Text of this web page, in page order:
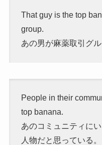
That guy is the top
group.
あの男が麻薬取引グル
People in their
top banana.
あのコミュニティに
人物だと思っている。